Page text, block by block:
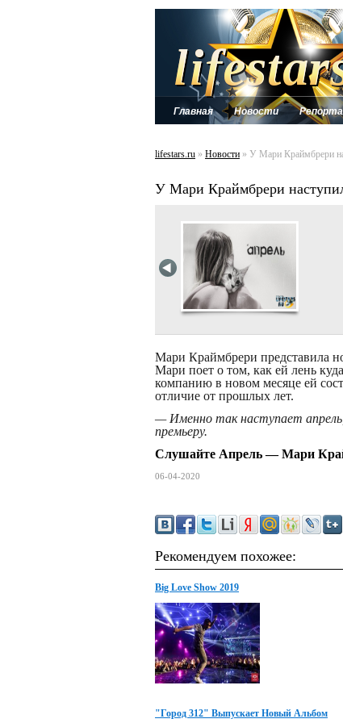
Главная Новости
lifestars.ru » Новости » У Мари Краймбрери
У Мари Краймбрери
Мари Краймбрери представила
Мари поет о том, как ей лень
компанию в новом месяце ей
отличие от прошлых лет.
— Именно так наступает
премьеру.
Слушайте Апрель —Мари
06-04-2020
Рекомендуем похожее:
Big Love Show 2019
"Город 312" Выпускает Новый Альбом